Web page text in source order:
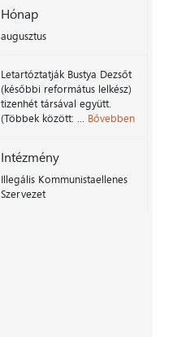
Hónap
augusztus
Letartóztatják Bustya Dezsőt
(későbbi református lelkész)
tizenhét társával együtt.
(Többek között: ... Bővebben
Intézmény
Illegális Kommunistaellenes
Szervezet